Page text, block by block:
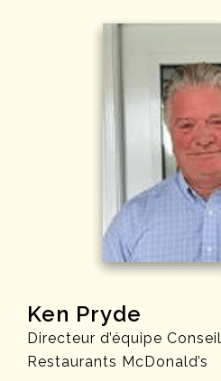
Ken Pryde
Directeur d’équipe
Restaurants McDonald’s